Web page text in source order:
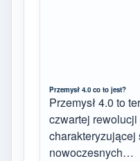
Przemysł 4.0 co to jest?
Przemysł 4.0 to
czwartej rewolucji
nowoczesnych…